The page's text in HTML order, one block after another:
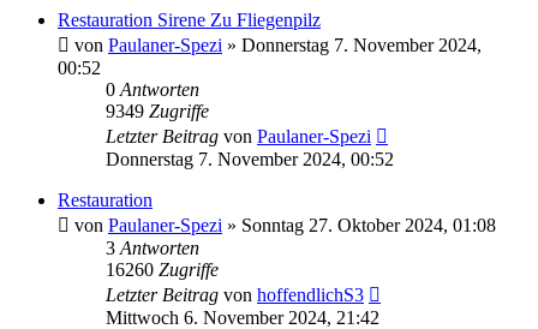
Restauration Sirene Zu Fliegenpilz
von Paulaner-Spezi » Donnerstag 7. November 2024,
00:52
0 Antworten
9349 Zugriffe
Letzter Beitrag von Paulaner-Spezi
Donnerstag 7. November 2024, 00:52
Restauration
von Paulaner-Spezi » Sonntag 27. Oktober 2024, 01:08
3 Antworten
16260 Zugriffe
Letzter Beitrag von hoffendlichS3
Mittwoch 6. November 2024, 21:42